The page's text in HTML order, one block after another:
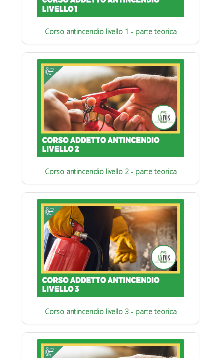
Corso antincendio livello 1 - parte teorica
Corso antincendio livello 2 - parte teorica
Corso antincendio livello 3 - parte teorica